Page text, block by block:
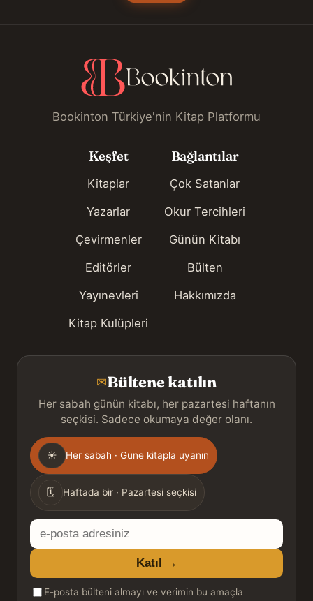
Bookinton Türkiye'nin Kitap Platformu
Keşfet
Kitaplar
Yazarlar
Çevirmenler
Editörler
Yayınevleri
Kitap Kulüpleri
Bağlantılar
Çok Satanlar
Okur Tercihleri
Günün Kitabı
Bülten
Hakkımızda
✉Bültene katılın
Her sabah günün kitabı, her pazartesi haftanın
seçkisi. Sadece okumaya değer olanı.
Gönderim
sıklığı
☀ Her sabah · Güne kitapla uyanın
🗓 Haftada bir · Pazartesi seçkisi
E-
posta
adresiniz
Katıl →
E-posta bülteni almayı ve verimin bu amaçla